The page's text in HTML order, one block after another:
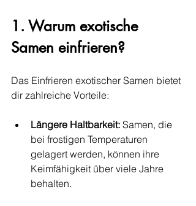
1. Warum exotische
Samen einfrieren?
Das Einfrieren exotischer Samen bietet
dir zahlreiche Vorteile:
Längere Haltbarkeit: Samen, die
bei frostigen Temperaturen
gelagert werden, können ihre
Keimfähigkeit über viele Jahre
behalten.